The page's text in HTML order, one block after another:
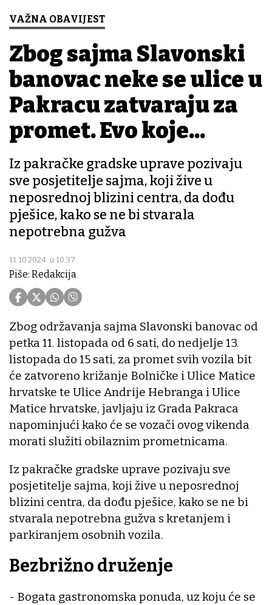
VAŽNA OBAVIJEST
Zbog sajma Slavonski
banovac neke se ulice u
Pakracu zatvaraju za
promet. Evo koje...
Iz pakračke gradske uprave pozivaju
sve posjetitelje sajma, koji žive u
neposrednoj blizini centra, da dođu
pješice, kako se ne bi stvarala
nepotrebna gužva
11.10.2024. u 10:37
Piše: Redakcija
Zbog održavanja sajma Slavonski banovac od
petka 11. listopada od 6 sati, do nedjelje 13.
listopada do 15 sati, za promet svih vozila bit
će zatvoreno križanje Bolničke i Ulice Matice
hrvatske te Ulice Andrije Hebranga i Ulice
Matice hrvatske, javljaju iz Grada Pakraca
napominjući kako će se vozači ovog vikenda
morati služiti obilaznim prometnicama.
Iz pakračke gradske uprave pozivaju sve
posjetitelje sajma, koji žive u neposrednoj
blizini centra, da dođu pješice, kako se ne bi
stvarala nepotrebna gužva s kretanjem i
parkiranjem osobnih vozila.
Bezbrižno druženje
- Bogata gastronomska ponuda, uz koju će se